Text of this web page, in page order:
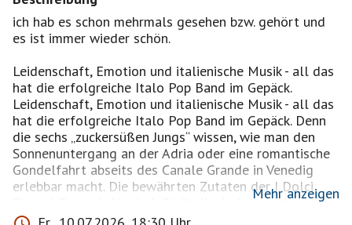
ich hab es schon mehrmals gesehen bzw. gehört und
es ist immer wieder schön.
Leidenschaft, Emotion und italienische Musik - all das
hat die erfolgreiche Italo Pop Band im Gepäck.
Leidenschaft, Emotion und italienische Musik - all das
hat die erfolgreiche Italo Pop Band im Gepäck. Denn
die sechs „zuckersüßen Jungs“ wissen, wie man den
Sonnenuntergang an der Adria oder eine romantische
Gondelfahrt abseits des Canale Grande in Venedig
erlebbar macht. Die bewährten Zutaten der I Dolci
Signori-Show dafür sind: Süditalienischer Leichtmut,
dazu eine Mischung aus Italo-Pop-Klassiker die
Mehr anzeigen